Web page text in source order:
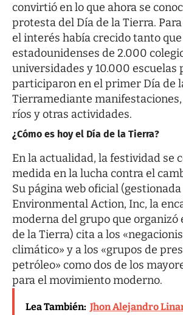
convirtió en lo que ahora se
protesta del Día de la Tierra.
el interés había crecido tanto
estadounidenses de 2.000
universidades y 10.000 escuelas
participaron en el primer Día de
Tierramediante manifestaciones,
ríos y otras actividades.
¿Cómo es hoy el Día de la Tierra?
En la actualidad, la festividad se
medida en la lucha contra el
Su página web oficial
Environmental Action, Inc, la
moderna del grupo que organizó
de la Tierra) cita a los
climático» y a los «grupos de
petróleo» como dos de los
para el movimiento moderno.
Lea También: Jhon Alejandro